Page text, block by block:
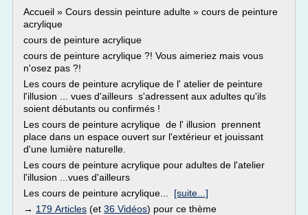
Accueil » Cours dessin peinture adulte » cours de peinture
acrylique
cours de peinture acrylique
cours de peinture acrylique ?! Vous aimeriez mais vous
n'osez pas ?!
Les cours de peinture acrylique de l' atelier de peinture
l'illusion ... vues d'ailleurs s'adressent aux adultes qu'ils
soient débutants ou confirmés !
Les cours de peinture acrylique de l' illusion prennent
place dans un espace ouvert sur l'extérieur et jouissant
d'une lumière naturelle.
Les cours de peinture acrylique pour adultes de l'atelier
l'illusion ...vues d'ailleurs
Les cours de peinture acrylique... [suite...]
→ 179 Articles (et 36 Vidéos) pour ce thème